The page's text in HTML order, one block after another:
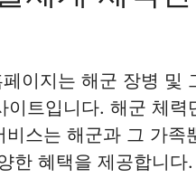
이지는 해군 장병 및
이트입니다. 해군 체
스는 해군과 그 가
한 혜택을 제공합니다​​​​.